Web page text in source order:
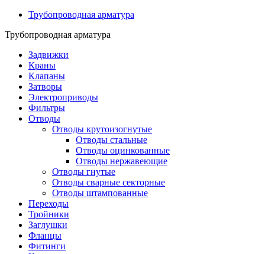
Трубопроводная арматура
Трубопроводная арматура
Задвижки
Краны
Клапаны
Затворы
Электроприводы
Фильтры
Отводы
Отводы крутоизогнутые
Отводы стальные
Отводы оцинкованные
Отводы нержавеющие
Отводы гнутые
Отводы сварные секторные
Отводы штампованные
Переходы
Тройники
Заглушки
Фланцы
Фитинги